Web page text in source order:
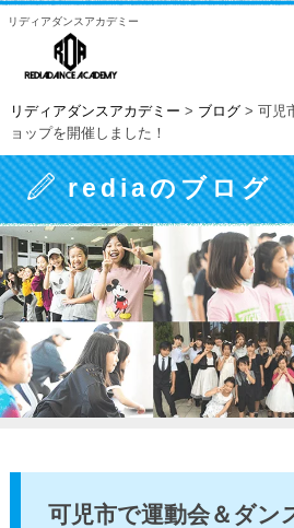
リディアダンスアカデミー
リディアダンスアカデミー > ブログ> 可児
ョップを開催しました！
rediaのブログ
可児市で運動会＆ダン